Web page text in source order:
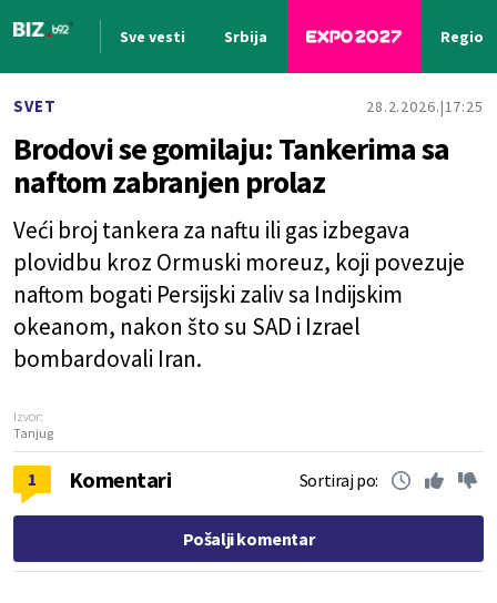
Sve vesti Srbija Region
SVET 28.2.2026. 17:25
Brodovi se gomilaju: Tankerima sa
naftom zabranjen prolaz
Veći broj tankera za naftu ili gas izbegava
plovidbu kroz Ormuski moreuz, koji povezuje
naftom bogati Persijski zaliv sa Indijskim
okeanom, nakon što su SAD i Izrael
bombardovali Iran.
Izvor:
Tanjug
1 Komentari Sortiraj po:
Pošalji komentar